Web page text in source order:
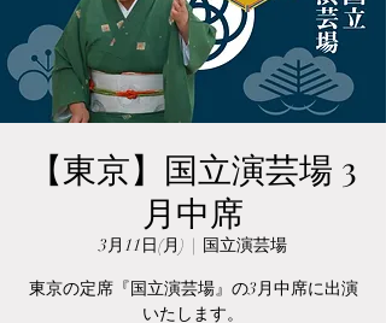
【東京】国立演芸場 3
月中席
3月11日(月)
  |
国立演芸場
東京の定席『国立演芸場』の3月中席に出演
いたします。